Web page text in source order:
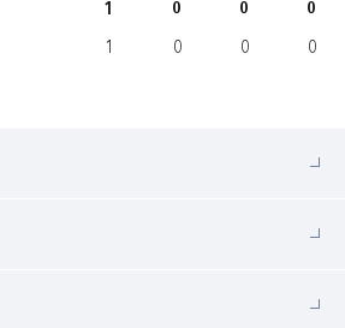
1 0 0 0
1 0 0 0